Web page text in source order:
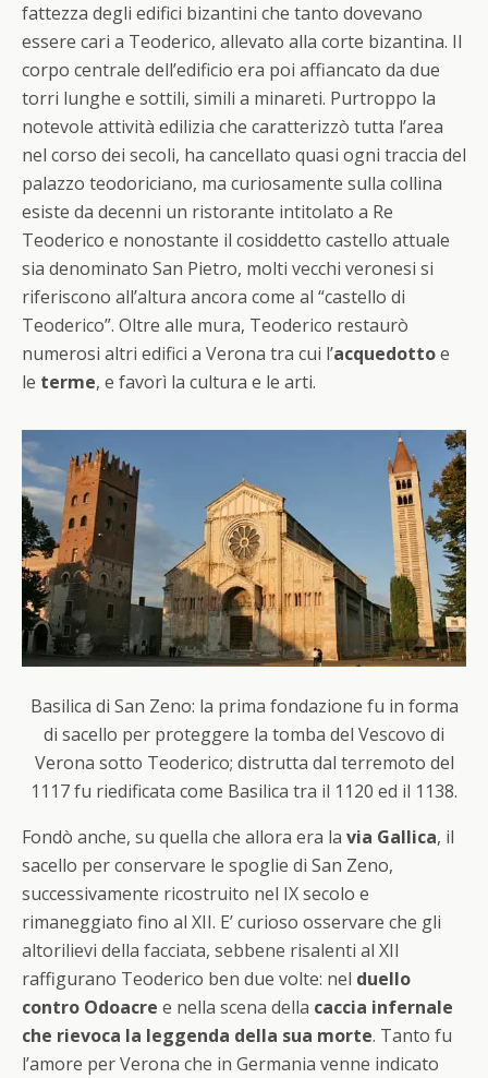
fattezza degli edifici bizantini che tanto dovevano
essere cari a Teoderico, allevato alla corte bizantina. Il
corpo centrale dell’edificio era poi affiancato da due
torri lunghe e sottili, simili a minareti. Purtroppo la
notevole attività edilizia che caratterizzò tutta l’area
nel corso dei secoli, ha cancellato quasi ogni traccia del
palazzo teodoriciano, ma curiosamente sulla collina
esiste da decenni un ristorante intitolato a Re
Teoderico e nonostante il cosiddetto castello attuale
sia denominato San Pietro, molti vecchi veronesi si
riferiscono all’altura ancora come al “castello di
Teoderico”. Oltre alle mura, Teoderico restaurò
numerosi altri edifici a Verona tra cui l’acquedottoe
le terme, e favorì la cultura e le arti.
Basilica di San Zeno: la prima fondazione fu in forma
di sacello per proteggere la tomba del Vescovo di
Verona sotto Teoderico; distrutta dal terremoto del
1117 fu riedificata come Basilica tra il 1120 ed il 1138.
Fondò anche, su quella che allora era la via Gallica, il
sacello per conservare le spoglie di San Zeno,
successivamente ricostruito nel IX secolo e
rimaneggiato fino al XII. E’ curioso osservare che gli
altorilievi della facciata, sebbene risalenti al XII
raffigurano Teoderico ben due volte: nel duello
contro Odoacre e nella scena della caccia infernale
che rievoca la leggenda della sua morte. Tanto fu
l’amore per Verona che in Germania venne indicato